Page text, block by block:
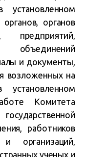
органов
предприятий,
объединений
и документы,
возложенных на
Комитета
работников
организаций,
ученых и